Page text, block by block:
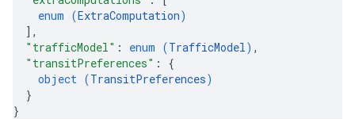
enum (ExtraComputation)
] ,
"trafficModel" : enum (TrafficModel) ,
"transitPreferences" : {
object (TransitPreferences)
}
}